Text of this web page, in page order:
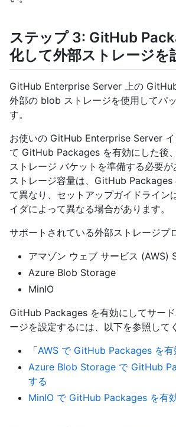
ステップ 3: GitHub
化して外部ストレージを
GitHub Enterprise Server 上の
外部の blob ストレージを使用してパ
す。
お使いの GitHub Enterprise Server イ
て GitHub Packages を有効にした後
ストレージ バケットを準備する必要
ストレージ容量は、GitHub Packages
て異なり、セットアップガイドライン
イダによって異なる場合があります。
サポートされている外部ストレージプ
アマゾン ウェブ サービス (AWS)
Azure Blob Storage
MinIO
GitHub Packages を有効にしてサー
ージを設定するには、以下を参照して
「AWS で GitHub Packages を有
Azure Blob Storage で GitHub
する
MinIO で GitHub Packages を有